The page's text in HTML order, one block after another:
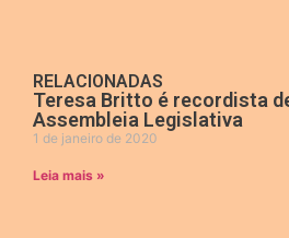
RELACIONADAS
Teresa Britto é recordista
Assembleia Legislativa
1 de janeiro de 2020
Leia mais »